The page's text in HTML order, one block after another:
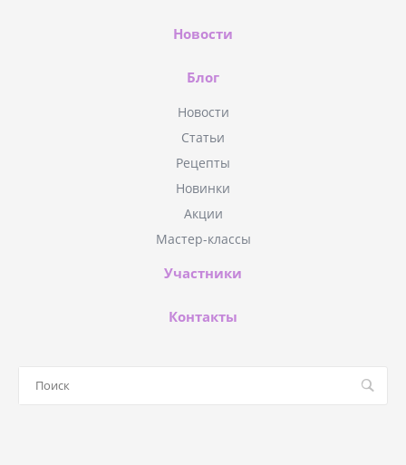
Новости
Блог
Новости
Статьи
Рецепты
Новинки
Акции
Мастер-классы
Участники
Контакты